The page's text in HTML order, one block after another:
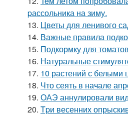
pассольника на зиму.
13. Цветы для ленивого
14. Важные правила
15. Подкормку для
16. Натуральные
17. 10 растений с белыми
18. Что сеять в начале
19. ОАЭ аннулировали
20. Tpи весенних